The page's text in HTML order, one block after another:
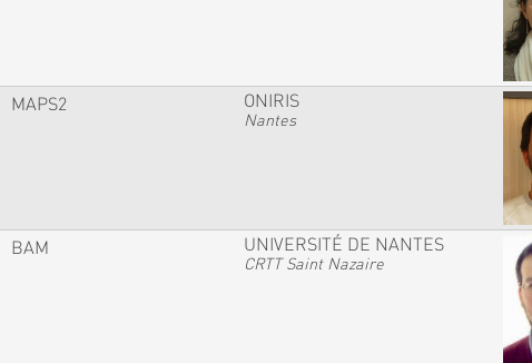
MAPS2 ONIRIS
Nantes
BAM UNIVERSITÉ DE NANTES
CRTT Saint Nazaire